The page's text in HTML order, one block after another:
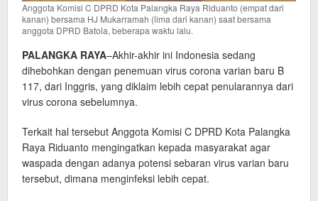
Anggota Komisi C DPRD Kota Palangka Raya Riduanto (empat dari
kanan) bersama HJ Mukarramah (lima dari kanan) saat bersama
anggota DPRD Batola, beberapa waktu lalu.
PALANGKA RAYA–Akhir-akhir ini Indonesia sedang
dihebohkan dengan penemuan virus corona varian baru B
117, dari Inggris, yang diklaim lebih cepat penularannya dari
virus corona sebelumnya.
Terkait hal tersebut Anggota Komisi C DPRD Kota Palangka
Raya Riduanto mengingatkan kepada masyarakat agar
waspada dengan adanya potensi sebaran virus varian baru
tersebut, dimana menginfeksi lebih cepat.